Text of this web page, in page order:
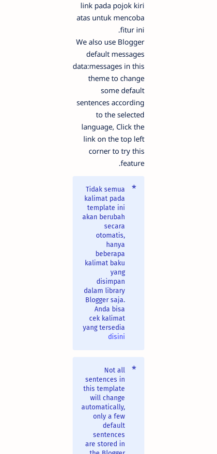
link pada pojok kiri
atas untuk mencoba
fitur ini.
We also use Blogger
default messages
data:messages in this
theme to change
some default
sentences according
to the selected
language, Click the
link on the top left
corner to try this
feature.
Tidak semua
kalimat pada
template ini
akan berubah
secara
otomatis,
hanya
beberapa
kalimat baku
yang
disimpan
dalam library
Blogger saja.
Anda bisa
cek kalimat
yang tersedia
disini
Not all
sentences in
this template
will change
automatically,
only a few
default
sentences
are stored in